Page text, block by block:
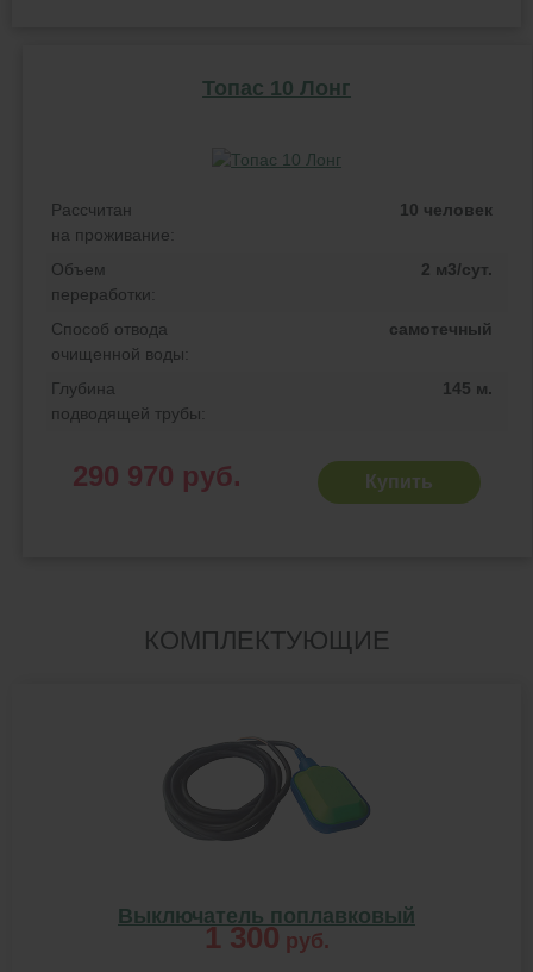
Топас 10 Лонг
Рассчитан
на проживание:
10 человек
Объем
переработки:
2 м3/сут.
Способ отвода
очищенной воды:
самотечный
Глубина
подводящей трубы:
145 м.
290 970 руб. Купить
КОМПЛЕКТУЮЩИЕ
Выключатель поплавковый
1 300 руб.